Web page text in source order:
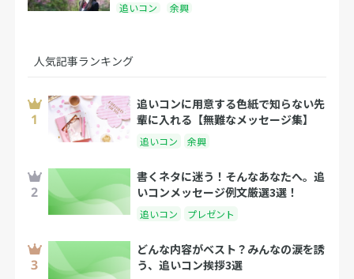
追いコン 余興
人気記事ランキング
追いコンに用意する色紙で知らない先
輩に入れる【無難なメッセージ集】
追いコン 余興
書くネタに迷う！そんなあなたへ。追
いコンメッセージ例文厳選3選！
追いコン プレゼント
どんな内容がベスト？みんなの涙を誘
う、追いコン挨拶3選